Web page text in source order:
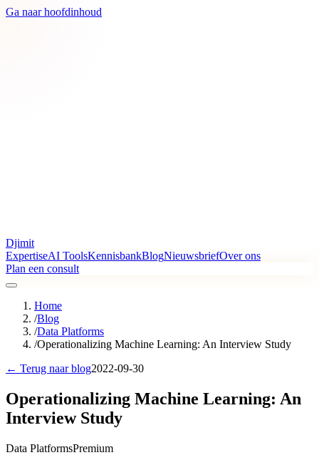
Ga naar hoofdinhoud
Djimit
ExpertiseAI ToolsKennisbankBlogNieuwsbriefOver ons
Plan een consult
Home
/Blog
/Data Platforms
/Operationalizing Machine Learning: An Interview Study
← Terug naar blog2022-09-30
Operationalizing Machine Learning: An
Interview Study
Data PlatformsPremium